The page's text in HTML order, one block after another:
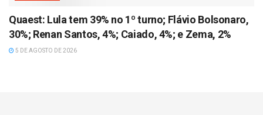
Quaest: Lula tem 39% no 1º turno; Flávio Bolsonaro,
30%; Renan Santos, 4%; Caiado, 4%; e Zema, 2%
5 DE AGOSTO DE 2026